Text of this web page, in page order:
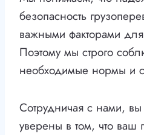
безопасность
важными факторами
Поэтому мы строго
необходимые нормы и
Сотрудничая с нами,
уверены в том, что ваш